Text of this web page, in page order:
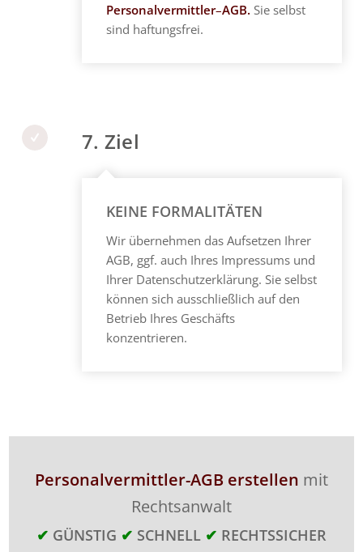
Personalvermittler–AGB.Sie selbst
sind haftungsfrei.
7. Ziel
KEINE FORMALITÄTEN
Wir übernehmen das Aufsetzen Ihrer
AGB, ggf. auch Ihres Impressums und
Ihrer Datenschutzerklärung. Sie selbst
können sich ausschließlich auf den
Betrieb Ihres Geschäfts
konzentrieren.
Personalvermittler-AGB erstellen mit
Rechtsanwalt
✔ GÜNSTIG ✔ SCHNELL ✔ RECHTSSICHER